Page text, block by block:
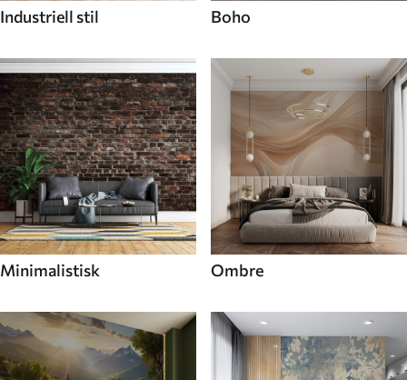
Industriell stil Boho
Minimalistisk Ombre